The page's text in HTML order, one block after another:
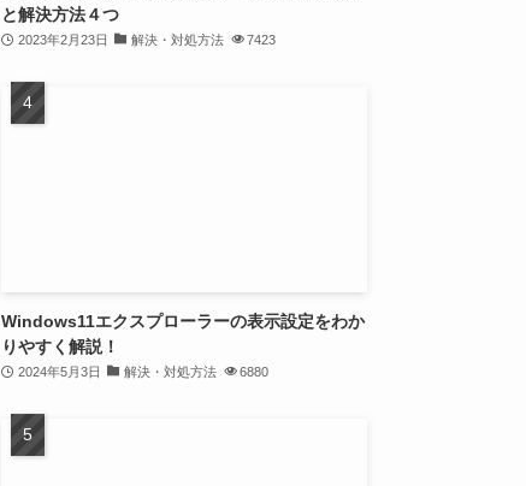
と解決方法４つ
2023年2月23日 解決・対処方法 7423
Windows11エクスプローラーの表示設定をわか
りやすく解説！
2024年5月3日 解決・対処方法 6880